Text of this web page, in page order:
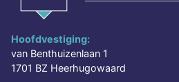
Hoofdvestiging:
van Benthuizenlaan 1
1701 BZ Heerhugowaard